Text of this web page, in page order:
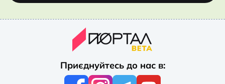
Приєднуйтесь до нас в: